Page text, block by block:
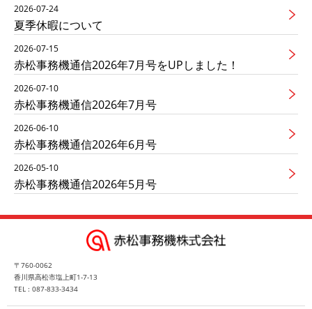
2026-07-24
夏季休暇について
2026-07-15
赤松事務機通信2026年7月号をUPしました！
2026-07-10
赤松事務機通信2026年7月号
2026-06-10
赤松事務機通信2026年6月号
2026-05-10
赤松事務機通信2026年5月号
〒760-0062
香川県高松市塩上町1-7-13
TEL : 087-833-3434